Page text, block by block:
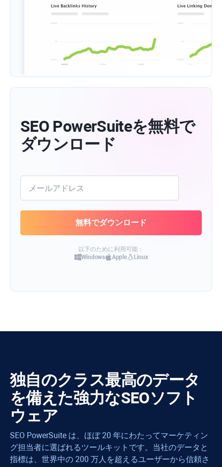
SEO PowerSuiteを無料で
ダウンロード
以下のために利用可能：
Windows
Apple Linux
独自のクラス最高のデータ
を備えた強力なSEOソフト
ウェア
SEO PowerSuite は、ほぼ 20 年にわたってマーケティン
グ担当者に選ばれるツールキットです。当社のデータと
指標は、世界中の 200 万人を超えるユーザーから信頼さ